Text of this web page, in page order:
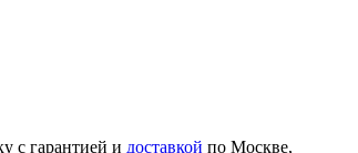
с гарантией и доставкой по Москве,